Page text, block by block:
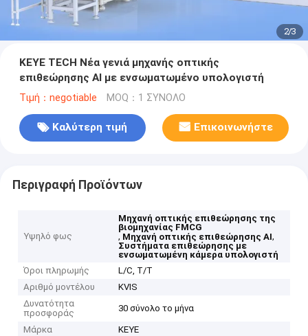
2/3
KEYE TECH Νέα γενιά μηχανής οπτικής
επιθεώρησης AI με ενσωματωμένο υπολογιστή
Τιμή：negotiable MOQ：1 ΣΥΝΟΛΟ
Καλύτερη τιμή Επικοινωνήστε
Περιγραφή Προϊόντων
Υψηλό φως
Μηχανή οπτικής επιθεώρησης της
βιομηχανίας FMCG
, Μηχανή οπτικής επιθεώρησης AI,
Συστήματα επιθεώρησης με
ενσωματωμένη κάμερα υπολογιστή
Όροι πληρωμής
L/C, T/T
Αριθμό μοντέλου
KVIS
Δυνατότητα
προσφοράς
30 σύνολο το μήνα
Μάρκα
KEYE